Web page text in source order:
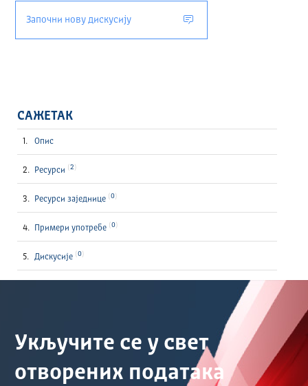
Започни нову дискусију
САЖЕТАК
Опис
Ресурси 2
Ресурси заједнице 0
Примери употребе 0
Дискусије 0
Укључите се у свет
отворених података